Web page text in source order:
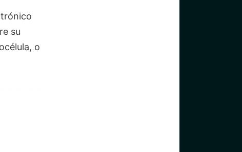
su
o